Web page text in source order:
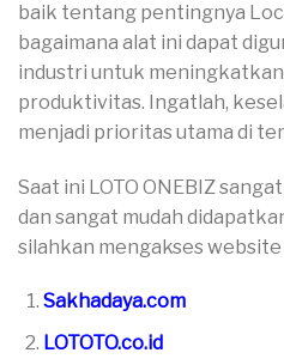
baik tentang pentingnya
bagaimana alat ini dapat
industri untuk
produktivitas. Ingatlah,
menjadi prioritas utama di
Saat ini LOTO ONEBIZ
dan sangat mudah
silahkan mengakses
Sakhadaya.com
LOTOTO.co.id